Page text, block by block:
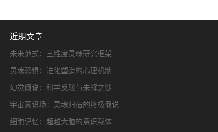
近期文章
未来范式：三维度灵魂研究框架
灵魂恐惧：进化塑造的心理机制
幻觉假说：科学反驳与未解之谜
宇宙意识场：灵魂归宿的终极假说
细胞记忆：超越大脑的意识载体